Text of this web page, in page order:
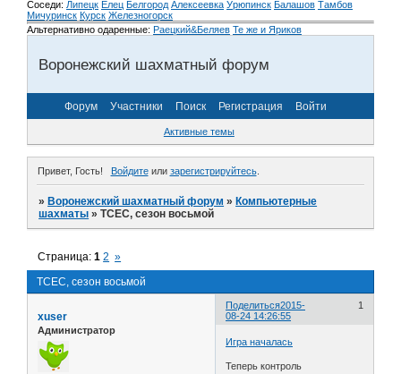
Соседи: Липецк Елец Белгород Алексеевка Урюпинск Балашов Тамбов
Мичуринск Курск Железногорск
Альтернативно одаренные: Раецкий&Беляев Те же и Яриков
Воронежский шахматный форум
Форум Участники Поиск Регистрация Войти
Активные темы
Привет, Гость! Войдитеили зарегистрируйтесь.
»Воронежский шахматный форум »Компьютерные
шахматы »TCEC, сезон восьмой
TCEC, сезон восьмой
Страница:1 2 »
Поделиться 1
2015-
08-24 14:26:55
xuser
Администратор
Игра началась
Теперь контроль